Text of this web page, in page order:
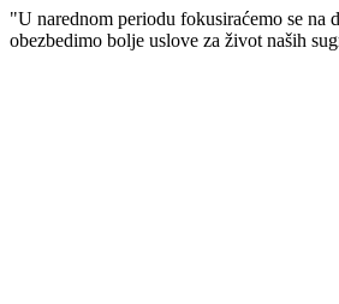
"U narednom periodu fokusiraćemo se na
obezbedimo bolje uslove za život naših